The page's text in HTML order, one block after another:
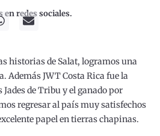
redes sociales.
historias de Salat, logramos una
Además JWT Costa Rica fue la
Jades de Tribu y el ganado por
regresar al país muy satisfechos
papel en tierras chapinas.